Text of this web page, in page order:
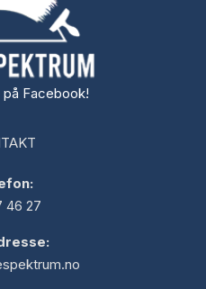
på Facebook!
46 27